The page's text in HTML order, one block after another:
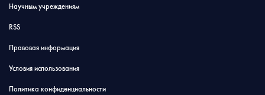
Научным учреждениям
RSS
Правовая информация
Условия использования
Политика конфиденциальности